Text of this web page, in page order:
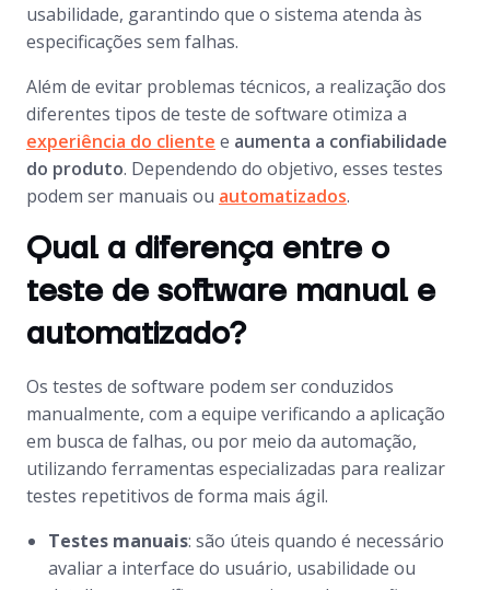
usabilidade, garantindo que o sistema atenda às
especificações sem falhas.
Além de evitar problemas técnicos, a realização dos
diferentes tipos de teste de software otimiza a
experiência do cliente e aumenta a confiabilidade
do produto. Dependendo do objetivo, esses testes
podem ser manuais ou automatizados.
Qual a diferença entre o
teste de software manual e
automatizado?
Os testes de software podem ser conduzidos
manualmente, com a equipe verificando a aplicação
em busca de falhas, ou por meio da automação,
utilizando ferramentas especializadas para realizar
testes repetitivos de forma mais ágil.
Testes manuais: são úteis quando é necessário
avaliar a interface do usuário, usabilidade ou